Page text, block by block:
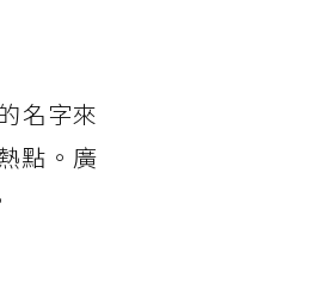
名字來
點。廣